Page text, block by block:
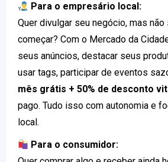
Para o empresário local:
Quer divulgar seu negócio, mas
começar? Com o Mercado da
seus anúncios, destacar seus
usar tags, participar de eventos
mês grátis + 50% de desconto
pago. Tudo isso com autonomia e
local.
Para o consumidor: